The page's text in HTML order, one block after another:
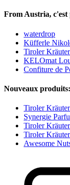
From Austria, c'est
waterdrop
Küfferle
Tiroler
KELOmat
Confiture de
Nouveaux produits:
Tiroler
Synergie
Tiroler
Tiroler
Awesome